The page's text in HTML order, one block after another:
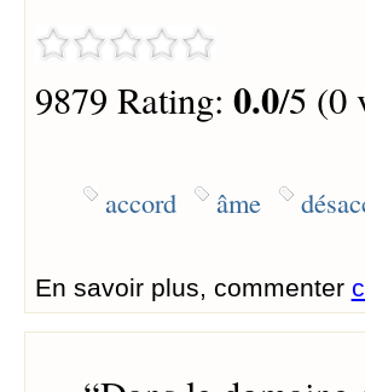
9879 Rating: 0.0/5 (0
accord âme
En savoir plus, commenter